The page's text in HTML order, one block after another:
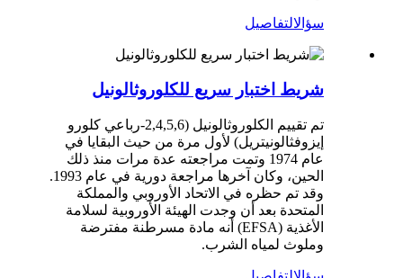
سؤالالتفاصيل
شريط اختبار سريع للكلوروثالونيل
تم تقييم الكلوروثالونيل (2,4,5,6-رباعي كلورو
إيزوفثالونيتريل) لأول مرة من حيث البقايا في
عام 1974 وتمت مراجعته عدة مرات منذ ذلك
الحين، وكان آخرها مراجعة دورية في عام 1993.
وقد تم حظره في الاتحاد الأوروبي والمملكة
المتحدة بعد أن وجدت الهيئة الأوروبية لسلامة
الأغذية (EFSA) أنه مادة مسرطنة مفترضة
وملوث لمياه الشرب.